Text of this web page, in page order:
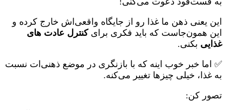
این یعنی ذهن ما غذا رو از جایگاه واقعی‌اش خارج کرده و
این همون‌جاست که باید فکری برایکنترل عادت های
غذایی بکنی.
✅ اما خبر خوب اینه که با بازنگری در موضع ذهنی‌ات نسبت
به غذا، خیلی چیزها تغییر می‌کنه.
تصور کن: